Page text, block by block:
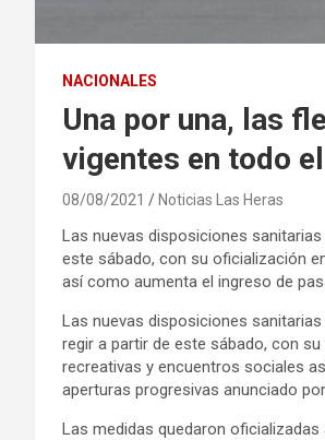
NACIONALES
Una por una, las
vigentes en todo
08/08/2021 Noticias Las Heras
Las nuevas disposiciones
este sábado, con su oficialización
así como aumenta el ingreso de
Las nuevas disposiciones
regir a partir de este sábado, con
recreativas y encuentros sociales
aperturas progresivas anunciado
Las medidas quedaron